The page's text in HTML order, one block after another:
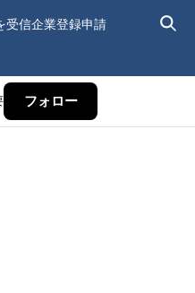
受信企業登録申請
フォロー